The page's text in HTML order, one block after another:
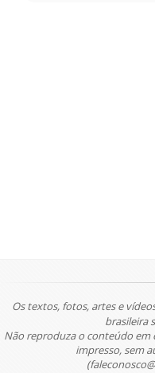
Os textos, fotos, artes e
brasileira
Não reproduza o conteúdo
impresso, sem